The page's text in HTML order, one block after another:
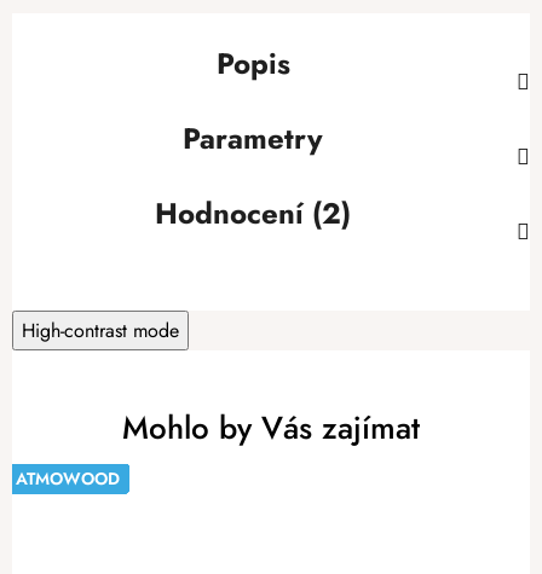
Popis
Parametry
Hodnocení (2)
High-contrast mode
Mohlo by Vás zajímat
ATMOWOOD
-20%
ATMOWOOD
ATMOWOOD
ATMOWOOD
ATMOWOOD
ATMOWOOD
ATMOWOOD
ATMOWOOD
ATMOWOOD
ATMOWOOD
ATMOWOOD
ATMOWOOD